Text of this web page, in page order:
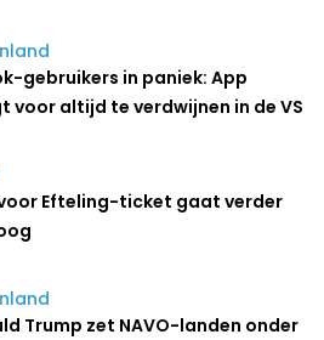
gebruikers in paniek: App
voor altijd te verdwijnen in de VS
Efteling-ticket gaat verder
Trump zet NAVO-landen onder